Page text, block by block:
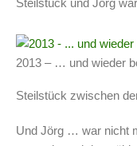
2013 – … und wieder
Steilstück zwischen
Und Jörg … war nicht